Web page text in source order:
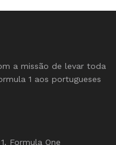
a missão de levar toda
1 aos portugueses
Formula One